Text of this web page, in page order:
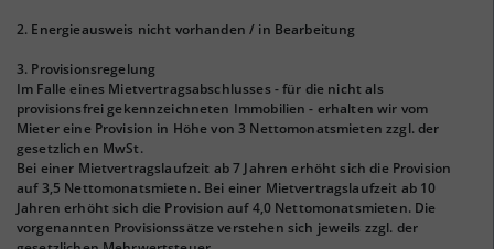
2. Energieausweis nicht vorhanden / in Bearbeitung
3. Provisionsregelung
Im Falle eines Mietvertragsabschlusses - für die nicht als
provisionsfrei gekennzeichneten Immobilien - erhalten wir vom
Mieter eine Provision in Höhe von 3 Nettomonatsmieten zzgl. der
gesetzlichen MwSt.
Bei einer Mietvertragslaufzeit ab 7 Jahren erhöht sich die Provision
auf 3,5 Nettomonatsmieten. Bei einer Mietvertragslaufzeit ab 10
Jahren erhöht sich die Provision auf 4,0 Nettomonatsmieten. Die
vorgenannten Provisionssätze verstehen sich jeweils zzgl. der